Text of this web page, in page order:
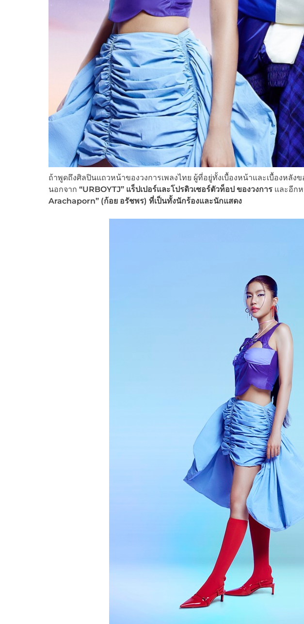
ถ้าพูดถึงศิลปินแถวหน้าของวงการเพลงไทย ผู้ที่อยู่ทั้งเบื้องหน้าและเบื้องหลังข
นอกจาก “URBOYTJ” แร็ปเปอร์และโปรดิวเซอร์ตัวท็อป ของวงการและอีกห
Arachaporn” (ก้อย อรัชพร) ที่เป็นทั้งนักร้องและนักแสดง